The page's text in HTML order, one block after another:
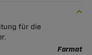
für die
Format